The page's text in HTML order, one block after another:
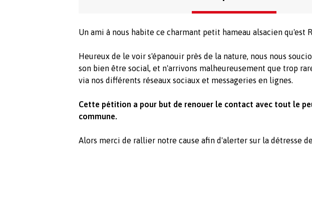
Un ami à nous habite ce charmant petit hameau alsacien qu'est
Heureux de le voir s'épanouir près de la nature, nous nous
son bien être social, et n'arrivons malheureusement que trop
via nos différents réseaux sociaux et messageries en lignes.
Cette pétition a pour but de renouer le contact avec tout le
commune.
Alors merci de rallier notre cause afin d'alerter sur la détresse